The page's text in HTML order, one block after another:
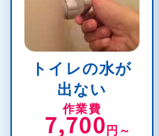
トイレの水が
出ない
作業費
7,700 円～